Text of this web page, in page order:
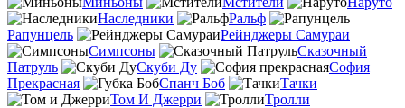
Наследники
Ральф
Рапунцель
Рейнджеры Самураи
Симпсоны
Сказочный
Патруль
Скуби Ду
София
Прекрасная
Спанч Боб
Тачки
Том И Джерри
Тролли